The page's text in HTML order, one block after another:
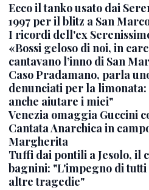
Ecco il tanko usato dai
1997 per il blitz a San
I ricordi dell'ex
«Bossi geloso di noi, in
cantavano l’inno di San
Caso Pradamano, parla
denunciati per la limonata:
anche aiutare i miei"
Venezia omaggia Guccini
Cantata Anarchica in
Margherita
Tuffi dai pontili a Jesolo, il
bagnini: "L'impegno di
altre tragedie"